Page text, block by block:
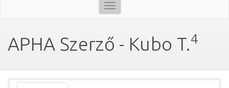
Toggle
navigation
APHA Szerző - Kubo T.4